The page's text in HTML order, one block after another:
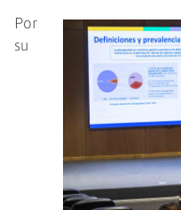
Por
su